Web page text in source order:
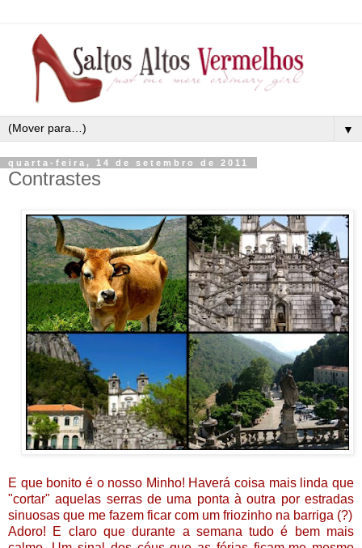
▼
quarta-feira, 14 de setembro de 2011
Contrastes
E que bonito é o nosso Minho! Haverá coisa mais linda que
"cortar" aquelas serras de uma ponta à outra por estradas
sinuosas que me fazem ficar com um friozinho na barriga (?)
Adoro! E claro que durante a semana tudo é bem mais